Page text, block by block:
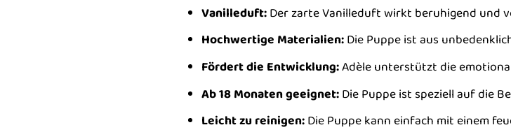
Vanilleduft:Der zarte Vanilleduft wirkt beruhigend und
Hochwertige Materialien:Die Puppe ist aus
Fördert die Entwicklung:Adèle unterstützt die
Ab 18 Monaten geeignet:Die Puppe ist speziell auf die
Leicht zu reinigen:Die Puppe kann einfach mit einem